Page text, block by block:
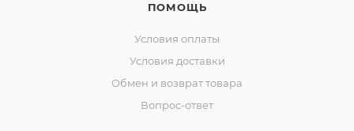
ПОМОЩЬ
Условия оплаты
Условия доставки
Обмен и возврат товара
Вопрос-ответ